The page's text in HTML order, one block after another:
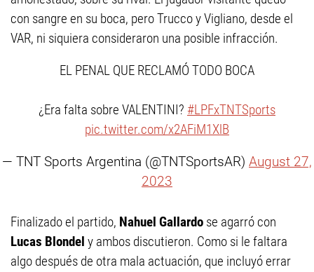
con sangre en su boca, pero Trucco y Vigliano, desde el
VAR, ni siquiera consideraron una posible infracción.
EL PENAL QUE RECLAMÓ TODO BOCA
¿Era falta sobre VALENTINI? #LPFxTNTSports
pic.twitter.com/x2AFiM1XlB
— TNT Sports Argentina (@TNTSportsAR) August 27,
2023
Finalizado el partido, Nahuel Gallardo se agarró con
Lucas Blondel y ambos discutieron. Como si le faltara
algo después de otra mala actuación, que incluyó errar